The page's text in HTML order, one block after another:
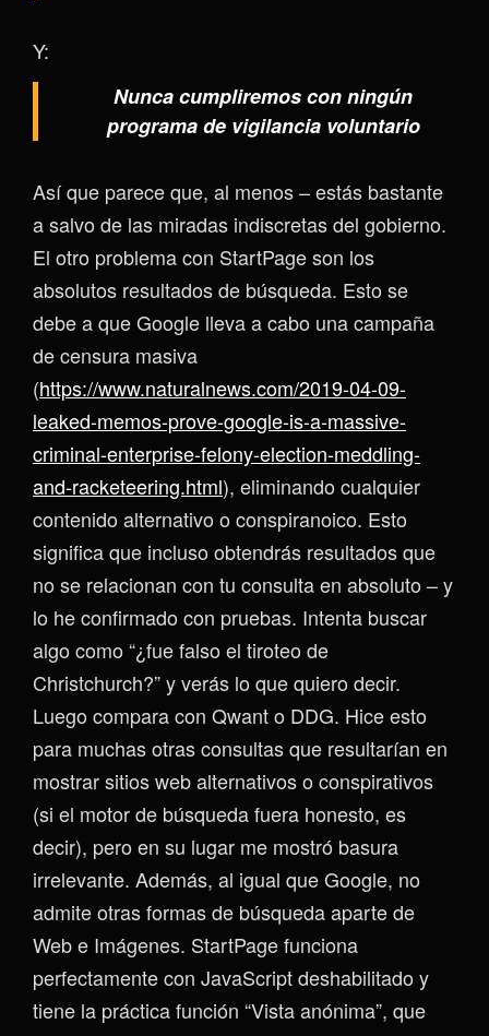
Y:
Nunca cumpliremos con ningún
programa de vigilancia voluntario
Así que parece que, al menos – estás bastante
a salvo de las miradas indiscretas del gobierno.
El otro problema con StartPage son los
absolutos resultados de búsqueda. Esto se
debe a que Google lleva a cabo una campaña
de censura masiva
(https://www.naturalnews.com/2019-04-09-
leaked-memos-prove-google-is-a-massive-
criminal-enterprise-felony-election-meddling-
and-racketeering.html), eliminando cualquier
contenido alternativo o conspiranoico. Esto
significa que incluso obtendrás resultados que
no se relacionan con tu consulta en absoluto – y
lo he confirmado con pruebas. Intenta buscar
algo como “¿fue falso el tiroteo de
Christchurch?” y verás lo que quiero decir.
Luego compara con Qwant o DDG. Hice esto
para muchas otras consultas que resultarían en
mostrar sitios web alternativos o conspirativos
(si el motor de búsqueda fuera honesto, es
decir), pero en su lugar me mostró basura
irrelevante. Además, al igual que Google, no
admite otras formas de búsqueda aparte de
Web e Imágenes. StartPage funciona
perfectamente con JavaScript deshabilitado y
tiene la práctica función “Vista anónima”, que